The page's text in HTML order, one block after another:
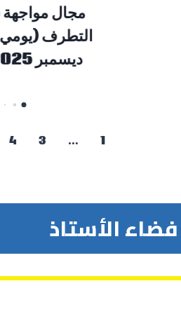
1
…
3
4
فضاء الأستاذ